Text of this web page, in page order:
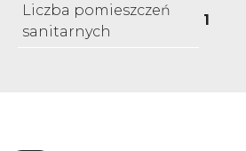
Liczba pomieszczeń
sanitarnych
1